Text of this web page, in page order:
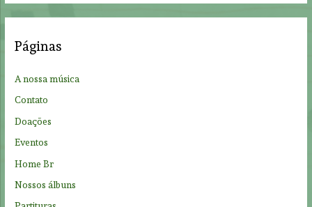
r
h
:
Páginas
A nossa música
Contato
Doações
Eventos
Home Br
Nossos álbuns